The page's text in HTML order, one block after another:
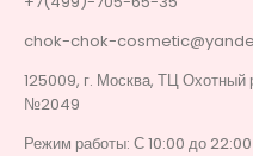
chok-chok-
125009, г. Москва, ТЦ Охотный
№2049
Режим работы: С 10:00 до